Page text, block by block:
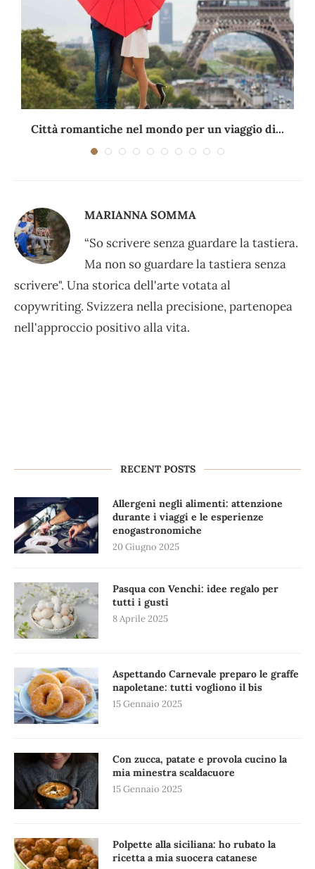
Città romantiche nel mondo per un viaggio di...
MARIANNA SOMMA
“So scrivere senza guardare la tastiera.
Ma non so guardare la tastiera senza
scrivere". Una storica dell'arte votata al
copywriting. Svizzera nella precisione, partenopea
nell'approccio positivo alla vita.
RECENT POSTS
Allergeni negli alimenti: attenzione
durante i viaggi e le esperienze
enogastronomiche
20 Giugno 2025
Pasqua con Venchi: idee regalo per
tutti i gusti
8 Aprile 2025
Aspettando Carnevale preparo le graffe
napoletane: tutti vogliono il bis
15 Gennaio 2025
Con zucca, patate e provola cucino la
mia minestra scaldacuore
15 Gennaio 2025
Polpette alla siciliana: ho rubato la
ricetta a mia suocera catanese